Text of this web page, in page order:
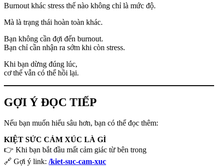
Burnout khác stress thế nào không chỉ là mức độ.
Mà là trạng thái hoàn toàn khác.
Bạn không cần đợi đến burnout.
Bạn chỉ cần nhận ra sớm khi còn stress.
Khi bạn dừng đúng lúc,
cơ thể vẫn có thể hồi lại.
GỢI Ý ĐỌC TIẾP
Nếu bạn muốn hiểu sâu hơn, bạn có thể đọc thêm:
KIỆT SỨC CẢM XÚC LÀ GÌ
👉 Khi bạn bắt đầu mất cảm giác từ bên trong
🔗 Gợi ý link: /kiet-suc-cam-xuc